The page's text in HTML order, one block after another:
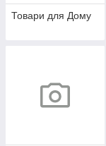
Товари для Дому